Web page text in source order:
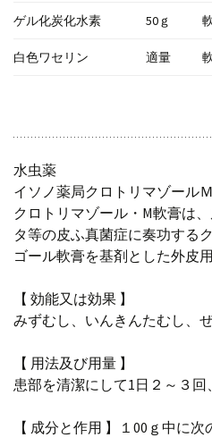
ゲル化炭化水素 50ｇ
白色ワセリン 適量
水虫薬
イソノ薬局クロトリマゾール
クロトリマゾール・M軟膏は
タ等の皮ふ真菌症に奏功する
ゴール軟膏を基剤とした外皮
【 効能又は効果 】
みずむし、いんきんたむし、
【 用法及び用量 】
患部を清潔にして1日２～３
【 成分と作用 】１00ｇ中に